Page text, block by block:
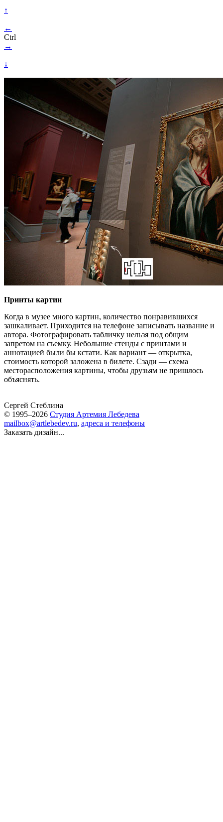
↑
←
Ctrl
→
↓
Принты картин
Когда в музее много картин, количество понравившихся
зашкаливает. Приходится на телефоне записывать название и
автора. Фотографировать табличку нельзя под общим
запретом на съемку. Небольшие стенды с принтами и
аннотацией были бы кстати. Как вариант — открытка,
стоимость которой заложена в билете. Сзади — схема
месторасположения картины, чтобы друзьям не пришлось
объяснять.
Сергей Стеблина
© 1995–2026 Студия Артемия Лебедева
mailbox@artlebedev.ru, адреса и телефоны
Заказать дизайн...